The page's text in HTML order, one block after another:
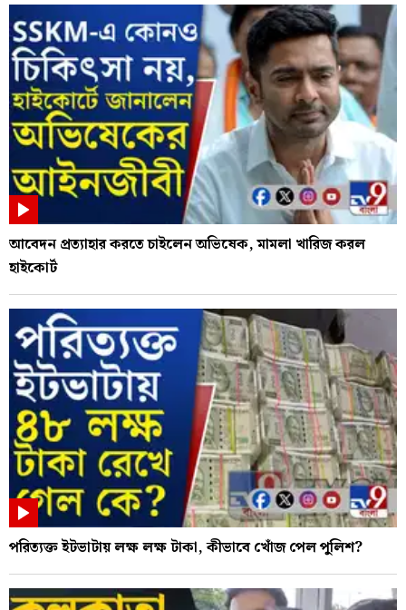
আবেদন প্রত্যাহার করতে চাইলেন অভিষেক, মামলা খারিজ করল
হাইকোর্ট
পরিত্যক্ত ইটভাটায় লক্ষ লক্ষ টাকা, কীভাবে খোঁজ পেল পুলিশ?